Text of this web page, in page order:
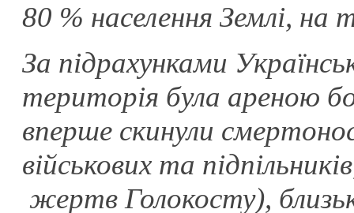
80 % населення Землі,
За підрахунками
територія була ареною
вперше скинули
військових та
жертв Голокосту),